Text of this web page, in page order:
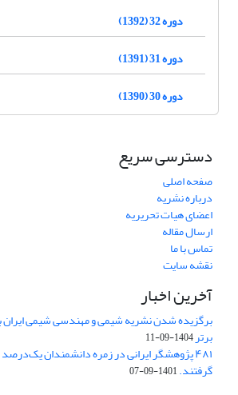
دوره 32 (1392)
دوره 31 (1391)
دوره 30 (1390)
دسترسی سریع
صفحه اصلی
درباره نشریه
اعضای هیات تحریریه
ارسال مقاله
تماس با ما
نقشه سایت
آخرین اخبار
برگزیده شدن نشریه شیمی و مهندسی شیمی ایران
برتر1404-09-11
۴۸۱ پژوهشگر ایرانی در زمره دانشمندان
گرفتند.1401-09-07